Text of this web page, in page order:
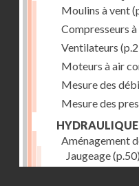
Moulins à vent
Compresseurs
Ventilateurs
Moteurs à air
Mesure des
Mesure des
HYDRAULIQUE
Aménagement
Jaugeage(p.50)